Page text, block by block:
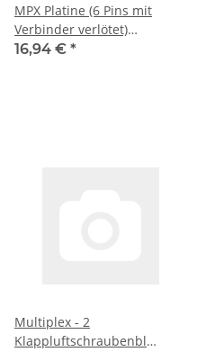
MPX Platine (6 Pins mit
Verbinder verlötet)
(A86010/2331)
16,94 € *
Multiplex - 2
Klappluftschraubenbl